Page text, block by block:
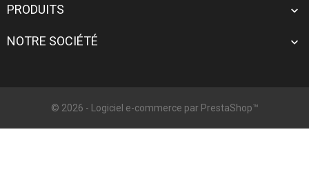
PRODUITS 
NOTRE SOCIÉTÉ 
© 2026 - Logiciel e-commerce par PrestaShop™